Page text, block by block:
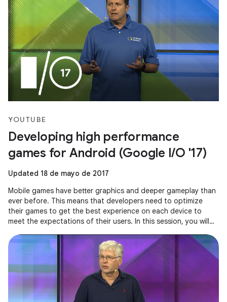
YOUTUBE
Developing high performance
games for Android (Google I/O '17)
Updated 18 de mayo de 2017
Mobile games have better graphics and deeper gameplay than
ever before. This means that developers need to optimize
their games to get the best experience on each device to
meet the expectations of their users. In this session, you will